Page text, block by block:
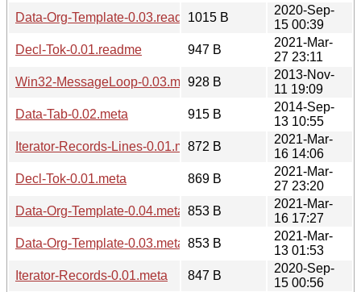
Data-Org-Template-0.03.readme1015 B
2020-Sep-
15 00:39
Decl-Tok-0.01.readme
947 B
2021-Mar-
27 23:11
Win32-MessageLoop-0.03.meta928 B
2013-Nov-
11 19:09
Data-Tab-0.02.meta
915 B
2014-Sep-
13 10:55
Iterator-Records-Lines-0.01.meta872 B
2021-Mar-
16 14:06
Decl-Tok-0.01.meta
869 B
2021-Mar-
27 23:20
Data-Org-Template-0.04.meta 853 B
2021-Mar-
16 17:27
Data-Org-Template-0.03.meta 853 B
2021-Mar-
13 01:53
Iterator-Records-0.01.meta
847 B
2020-Sep-
15 00:56